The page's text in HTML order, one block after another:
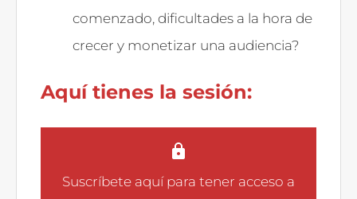
comenzado, dificultades a la hora de
crecer y monetizar una audiencia?
Aquí tienes la sesión:
Suscríbete aquípara tener acceso a